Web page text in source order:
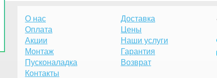
О нас
Доставка
Оплата
Цены
Акции
Наши услуги
Монтаж
Гарантия
Пусконаладка
Возврат
Контакты